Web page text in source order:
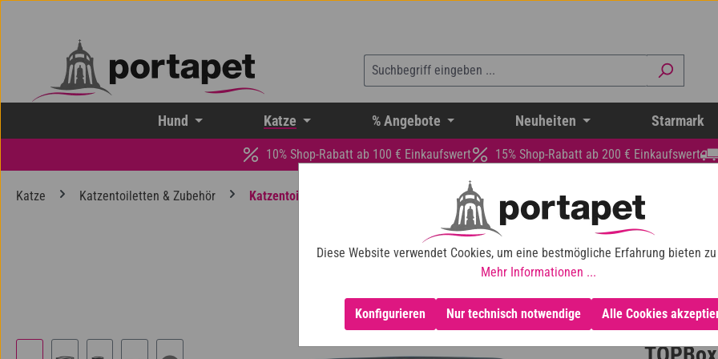
Hund Katze % Angebote Neuheiten Starmark
10% Shop-Rabatt ab 100 € Einkaufswert 15% Shop-Rabatt ab 200 € Einkaufswert
Katze Katzentoiletten & Zubehör Katzentoilette
Diese Website verwendet Cookies, um eine bestmögliche Erfahrung bieten
Mehr Informationen ...
Konfigurieren Alle Cookies
Nur technisch notwendige